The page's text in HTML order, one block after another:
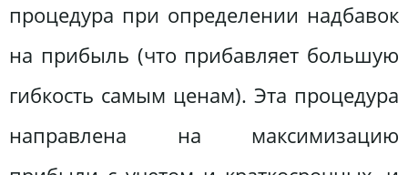
процедура при определении надбавок
на прибыль (что прибавляет большую
гибкость самым ценам). Эта процедура
направлена на максимизацию